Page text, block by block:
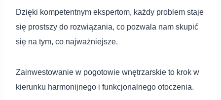
Dzięki kompetentnym ekspertom, każdy problem staje
się prostszy do rozwiązania, co pozwala nam skupić
się na tym, co najważniejsze.
Zainwestowanie w pogotowie wnętrzarskie to krok w
kierunku harmonijnego i funkcjonalnego otoczenia.